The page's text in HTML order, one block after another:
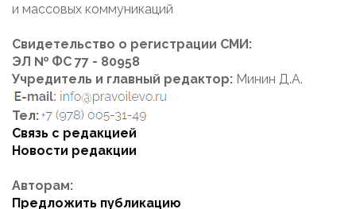
и массовых коммуникаций
Свидетельство о регистрации СМИ:
ЭЛ № ФС 77 - 80958
Учредитель и главный редактор: Минин Д.А.
Тел:
Связь с редакцией
Новости редакции
Авторам:
Предложить публикацию